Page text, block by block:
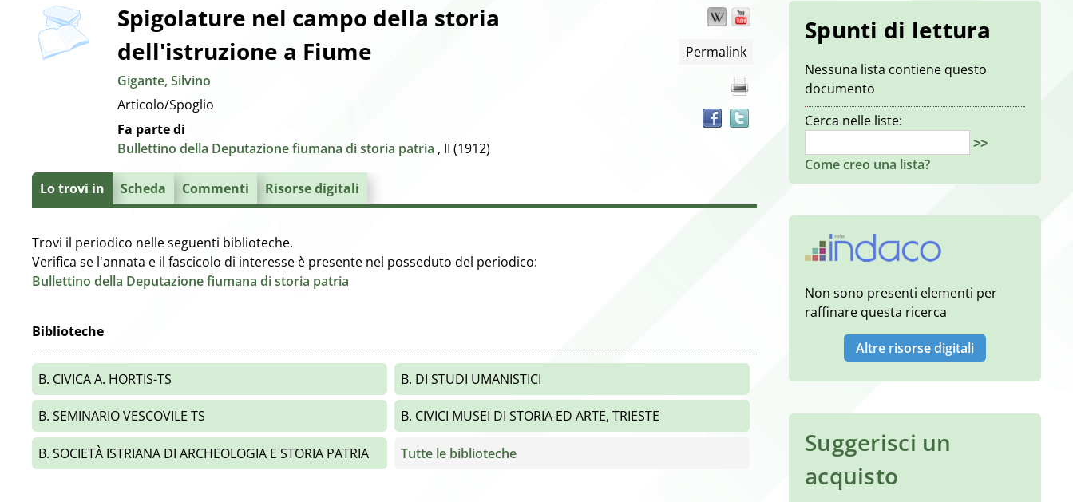
Dettaglio
del
documento
copertina Wikipedia
Permalink
Spigolature nel campo della storia
dell'istruzione a Fiume
Gigante, Silvino
Articolo/Spoglio
Fa parte di
Bullettino della Deputazione fiumana di storia patria , II (1912)
Lo trovi in Scheda Commenti Risorse digitali
Trovi il periodico nelle seguenti biblioteche.
Verifica se l'annata e il fascicolo di interesse è presente nel posseduto del periodico:
Bullettino della Deputazione fiumana di storia patria
Biblioteche
B. CIVICA A. HORTIS-TS B. DI STUDI UMANISTICI
B. SEMINARIO VESCOVILE TS B. CIVICI MUSEI DI STORIA ED ARTE, TRIESTE
B. SOCIETÀ ISTRIANA DI ARCHEOLOGIA E STORIA PATRIA Tutte le biblioteche
Spunti di lettura
Nessuna lista contiene questo
documento
Cerca nelle liste:
>>
Come creo una lista?
Non sono presenti elementi per
raffinare questa ricerca
Altre risorse digitali
Suggerisci un
acquisto